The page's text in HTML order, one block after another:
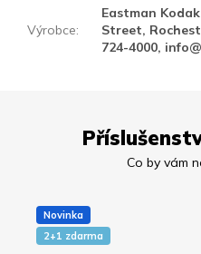
Novinka
2+1 zdarma
Výrobce:
Eastman
Street,
724-4000,